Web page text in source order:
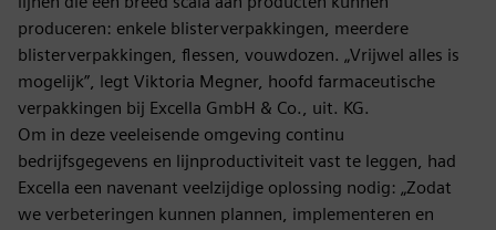
produceren: enkele blisterverpakkingen, meerdere
blisterverpakkingen, flessen, vouwdozen. „Vrijwel alles is
mogelijk”, legt Viktoria Megner, hoofd farmaceutische
verpakkingen bij Excella GmbH & Co., uit. KG.
Om in deze veeleisende omgeving continu
bedrijfsgegevens en lijnproductiviteit vast te leggen, had
Excella een navenant veelzijdige oplossing nodig: „Zodat
we verbeteringen kunnen plannen, implementeren en